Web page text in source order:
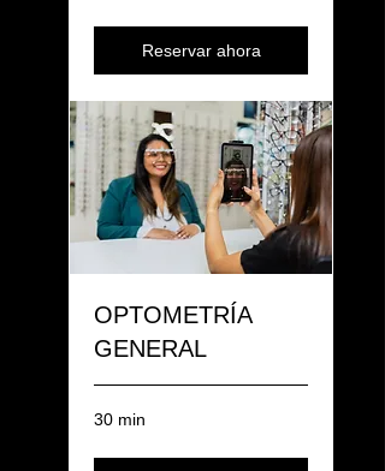
Reservar ahora
OPTOMETRÍA
GENERAL
30 min